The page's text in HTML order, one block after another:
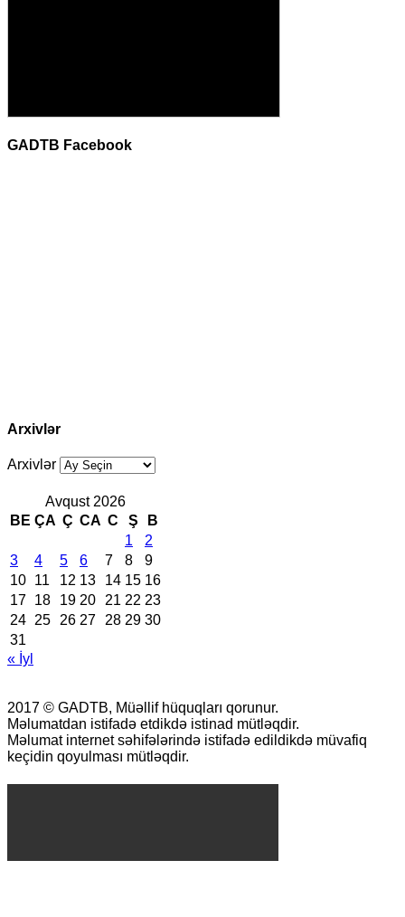
GADTB Facebook
Arxivlər
Arxivlər
Avqust 2026
BE ÇA Ç CA C Ş
B
1
2
3
4 5 6 7 8
9
10 11 12 13 14 15 16
17 18 19 20 21 22 23
24 25 26 27 28 29 30
31
« İyl
2017 © GADTB, Müəllif hüquqları qorunur.
Məlumatdan istifadə etdikdə istinad mütləqdir.
Məlumat internet səhifələrində istifadə edildikdə müvafiq
keçidin qoyulması mütləqdir.